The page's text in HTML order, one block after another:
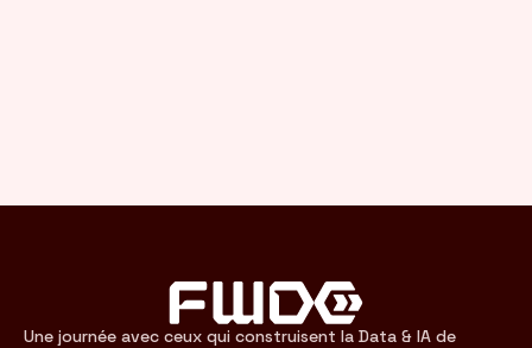
Une journée avec ceux qui construisent la Data & IA de